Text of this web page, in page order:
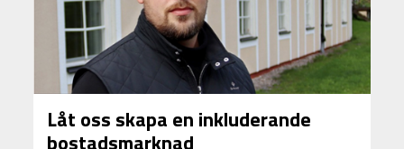
Låt oss skapa en inkluderande
bostadsmarknad